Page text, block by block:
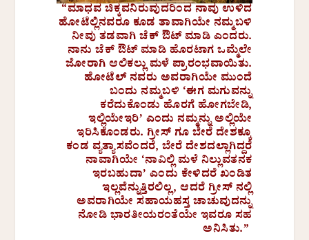
“ಮಾಧವ ಚಿಕ್ಕವನಿರುವುದರಿಂದ ನಾವು ಉಳಿದ
ಹೋಟೆಲ್ಲಿನವರೂ ಕೂಡ ತಾವಾಗಿಯೇ ನಮ್ಮಬಳಿ
ನೀವು ತಡವಾಗಿ ಚೆಕ್ ಔಟ್ ಮಾಡಿ ಎಂದರು.
ನಾನು ಚೆಕ್ ಔಟ್ ಮಾಡಿ ಹೊರಟಾಗ ಒಮ್ಮೆಲೇ
ಜೋರಾಗಿ ಆಲಿಕಲ್ಲು ಮಳೆ ಪ್ರಾರಂಭವಾಯಿತು.
ಹೋಟೆಲ್ ನವರು ಅವರಾಗಿಯೇ ಮುಂದೆ
ಬಂದು ನಮ್ಮಬಳಿ ‘ಈಗ ಮಗುವನ್ನು
ಕರೆದುಕೊಂಡು ಹೊರಗೆ ಹೋಗಬೇಡಿ,
ಇಲ್ಲಿಯೇಇರಿ’ ಎಂದು ನಮ್ಮನ್ನು ಅಲ್ಲಿಯೇ
ಇರಿಸಿಕೊಂಡರು. ಗ್ರೀಸ್ ಗೂ ಬೇರೆ ದೇಶಕ್ಕೂ
ಕಂಡ ವ್ಯತ್ಯಾಸವೆಂದರೆ, ಬೇರೆ ದೇಶದಲ್ಲಾಗಿದ್ದರೆ
ನಾವಾಗಿಯೇ ‘ನಾವಿಲ್ಲಿ ಮಳೆ ನಿಲ್ಲುವತನಕ
ಇರಬಹುದಾ’ ಎಂದು ಕೇಳಿದರೆ ಖಂಡಿತ
ಇಲ್ಲವೆನ್ನುತ್ತಿರಲಿಲ್ಲ, ಆದರೆ ಗ್ರೀಸ್ ನಲ್ಲಿ
ಅವರಾಗಿಯೇ ಸಹಾಯಹಸ್ತ ಚಾಚುವುದನ್ನು
ನೋಡಿ ಭಾರತೀಯರಂತೆಯೇ ಇವರೂ ಸಹ
ಅನಿಸಿತು.”